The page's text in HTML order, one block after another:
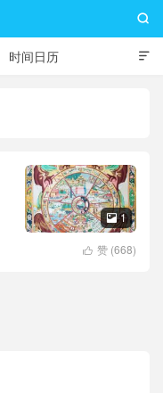

时间日历

 1
 赞 (668)